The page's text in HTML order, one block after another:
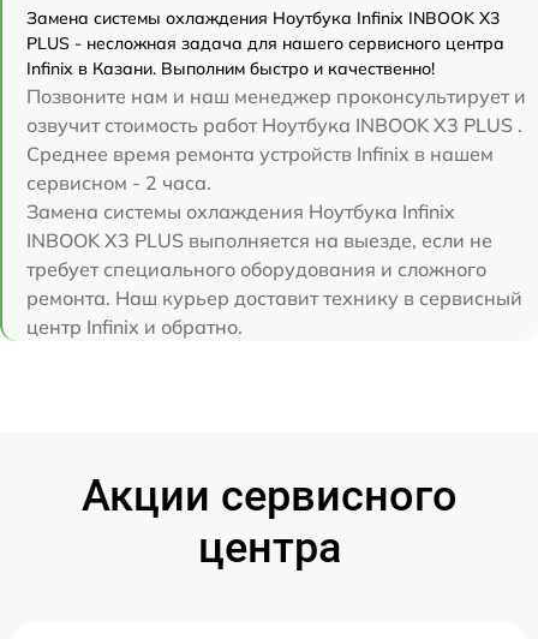
Замена системы охлаждения Ноутбука Infinix INBOOK X3
PLUS - несложная задача для нашего сервисного центра
Infinix в Казани. Выполним быстро и качественно!
Позвоните нам и наш менеджер проконсультирует и
озвучит стоимость работ Ноутбука INBOOK X3 PLUS .
Среднее время ремонта устройств Infinix в нашем
сервисном - 2 часа.
Замена системы охлаждения Ноутбука Infinix
INBOOK X3 PLUS выполняется на выезде, если не
требует специального оборудования и сложного
ремонта. Наш курьер доставит технику в сервисный
центр Infinix и обратно.
Акции сервисного
центра